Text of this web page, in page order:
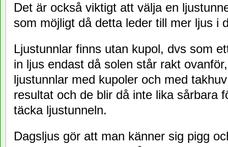
Det är också viktigt att välja en
som möjligt då detta leder till mer ljus i
Ljustunnlar finns utan kupol, dvs som
in ljus endast då solen står rakt
ljustunnlar med kupoler och med
resultat och de blir då inte lika sårbara
täcka ljustunneln.
Dagsljus gör att man känner sig pigg